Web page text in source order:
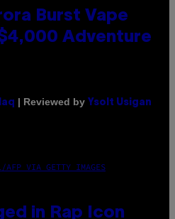
Burst Vape
Adventure
| Reviewed by Ysolt Usigan
AFP VIA GETTY IMAGES
in Rap Icon